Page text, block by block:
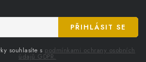
souhlasíte s podmínkami ochrany osobních
údajů GDPR.
PŘIHLÁSIT SE